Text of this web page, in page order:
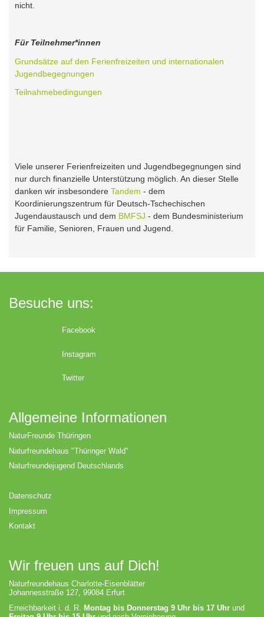
nicht.
Für Teilnehmer*innen
Grundsätze auf den Ferienfreizeiten und internationalen
Jugendbegegnungen
Teilnahmebedingungen
Viele unserer Ferienfreizeiten und Jugendbegegnungen sind
nur durch finanzielle Unterstützung möglich. An dieser Stelle
danken wir insbesondere Tandem - dem
Koordinierungszentrum für Deutsch-Tschechischen
Jugendaustausch und dem BMFSJ - dem Bundesministerium
für Familie, Senioren, Frauen und Jugend.
Besuche uns:
Facebook
Instagram
Twitter
Allgemeine Informationen
NaturFreunde Thüringen
Naturfreundehaus "Thüringer Wald"
Naturfreundejugend Deutschlands
Datenschutz
Impressum
Kontakt
Wir freuen uns auf Dich!
Naturfreundehaus Charlotte-Eisenblätter
Johannesstraße 127, 99084 Erfurt
Erreichbarkeit i. d. R. Montag bis Donnerstag 9 Uhr bis 17 Uhr und